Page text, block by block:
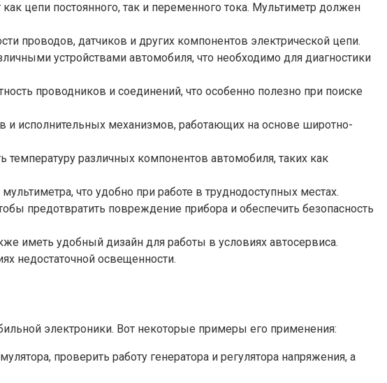
цепи постоянного, так и переменного тока. Мультиметр должен
проводов, датчиков и других компонентов электрической цепи.
устройствами автомобиля, что необходимо для диагностики
проводников и соединений, что особенно полезно при поиске
и исполнительных механизмов, работающих на основе широтно-
различных компонентов автомобиля, таких как
что удобно при работе в труднодоступных местах.
предотвратить повреждение прибора и обеспечить безопасность
иметь удобный дизайн для работы в условиях автосервиса.
недостаточной освещенности.
электроники. Вот некоторые примеры его применения:
проверить работу генератора и регулятора напряжения, а